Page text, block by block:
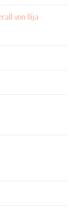
von Ilija